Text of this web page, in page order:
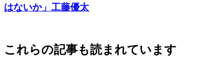
はないか」工藤優太
これらの記事も読まれています